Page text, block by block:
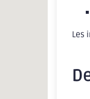
Les